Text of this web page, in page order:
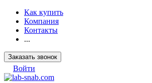
Как купить
Компания
Контакты
...
Заказать звонок
Войти